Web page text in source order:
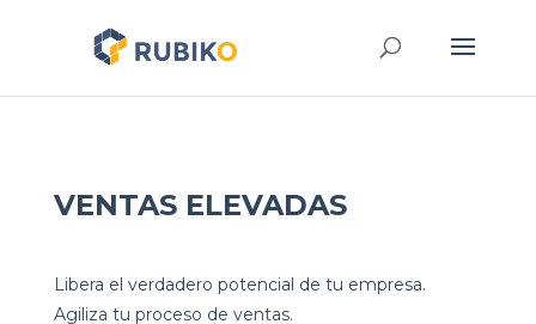
VENTAS ELEVADAS
Libera el verdadero potencial de tu empresa.
Agiliza tu proceso de ventas.